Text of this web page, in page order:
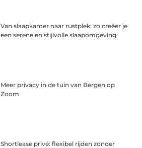
Van slaapkamer naar rustplek: zo creëer je
een serene en stijlvolle slaapomgeving
Meer privacy in de tuin van Bergen op
Zoom
Shortlease privé: flexibel rijden zonder